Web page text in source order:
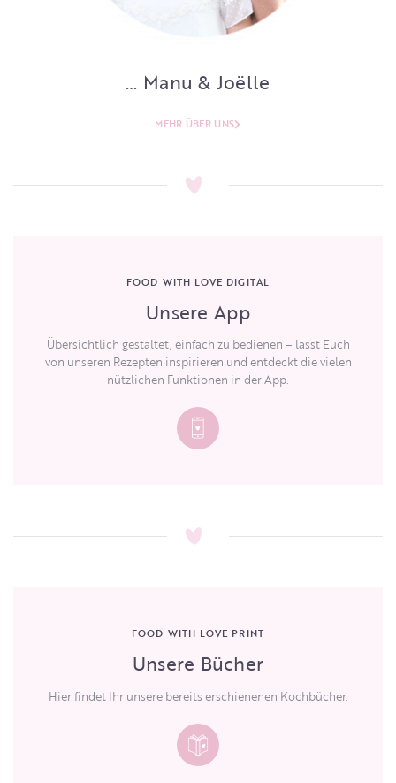
… Manu & Joëlle
MEHR ÜBER UNS
FOOD WITH LOVE DIGITAL
Unsere App
Übersichtlich gestaltet, einfach zu bedienen – lasst Euch
von unseren Rezepten inspirieren und entdeckt die vielen
nützlichen Funktionen in der App.
FOOD WITH LOVE PRINT
Unsere Bücher
Hier findet Ihr unsere bereits erschienenen Kochbücher.